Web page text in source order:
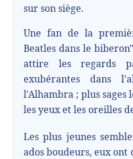
sur son siège.
Une fan de la
Beatles dans le
attire les regards
exubérantes dans
l'Alhambra ; plus sages
les yeux et les oreilles
Les plus jeunes
ados boudeurs, eux ont